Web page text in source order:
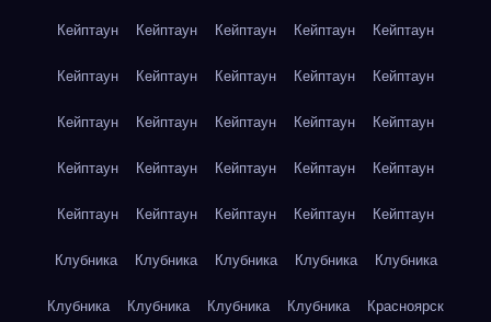
Кейптаун Кейптаун Кейптаун Кейптаун Кейптаун
Кейптаун Кейптаун Кейптаун Кейптаун Кейптаун
Кейптаун Кейптаун Кейптаун Кейптаун Кейптаун
Кейптаун Кейптаун Кейптаун Кейптаун Кейптаун
Кейптаун Кейптаун Кейптаун Кейптаун Кейптаун
Клубника Клубника Клубника Клубника Клубника
Клубника Клубника Клубника Клубника Красноярск